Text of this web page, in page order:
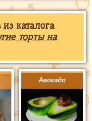
каталога
торты на
Авокадо